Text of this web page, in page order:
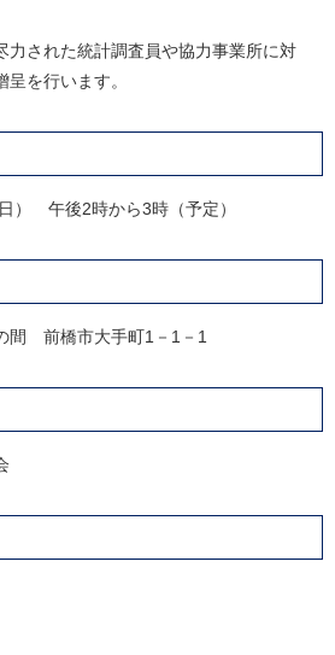
力された統計調査員や協力事業所に対
を行います。
） 午後2時から3時（予定）
間 前橋市大手町1－1－1